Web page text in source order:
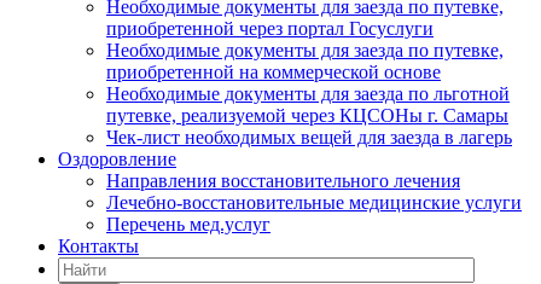
Необходимые документы для заезда по путевке,
приобретенной через портал Госуслуги
Необходимые документы для заезда по путевке,
приобретенной на коммерческой основе
Необходимые документы для заезда по льготной
путевке, реализуемой через КЦСОНы г. Самары
Чек-лист необходимых вещей для заезда в лагерь
Оздоровление
Направления восстановительного лечения
Лечебно-восстановительные медицинские услуги
Перечень мед.услуг
Контакты